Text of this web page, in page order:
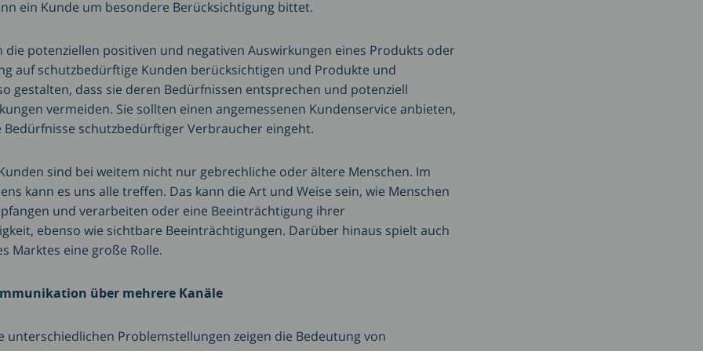
ein Kunde um besondere Berücksichtigung bittet.
die potenziellen positiven und negativen Auswirkungen eines Produkts oder
auf schutzbedürftige Kunden berücksichtigen und Produkte und
gestalten, dass sie deren Bedürfnissen entsprechen und potenziell
vermeiden. Sie sollten einen angemessenen Kundenservice anbieten,
Bedürfnisse schutzbedürftiger Verbraucher eingeht.
sind bei weitem nicht nur gebrechliche oder ältere Menschen. Im
kann es uns alle treffen. Das kann die Art und Weise sein, wie Menschen
und verarbeiten oder eine Beeinträchtigung ihrer
ebenso wie sichtbare Beeinträchtigungen. Darüber hinaus spielt auch
Marktes eine große Rolle.
über mehrere Kanäle
unterschiedlichen Problemstellungen zeigen die Bedeutung von